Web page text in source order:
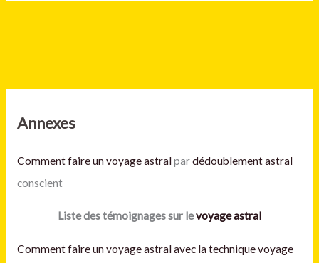
Annexes
Comment faire un voyage astralpardédoublement astral
conscient
Liste des témoignages sur levoyage astral
Comment faire un voyage astral avec la technique voyage